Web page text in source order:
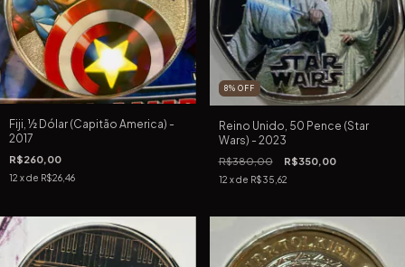
Fiji, ½ Dólar (Capitão America) -
2017
R$260,00
12 x de R$26,46
8% OFF
Reino Unido, 50 Pence (Star
Wars) - 2023
R$380,00 R$350,00
12 x de R$35,62